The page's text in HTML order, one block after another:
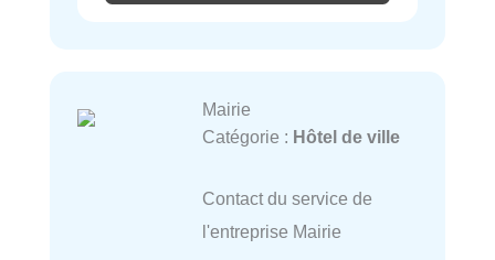
Mairie
Catégorie : Hôtel de ville
Contact du service de
l'entreprise Mairie